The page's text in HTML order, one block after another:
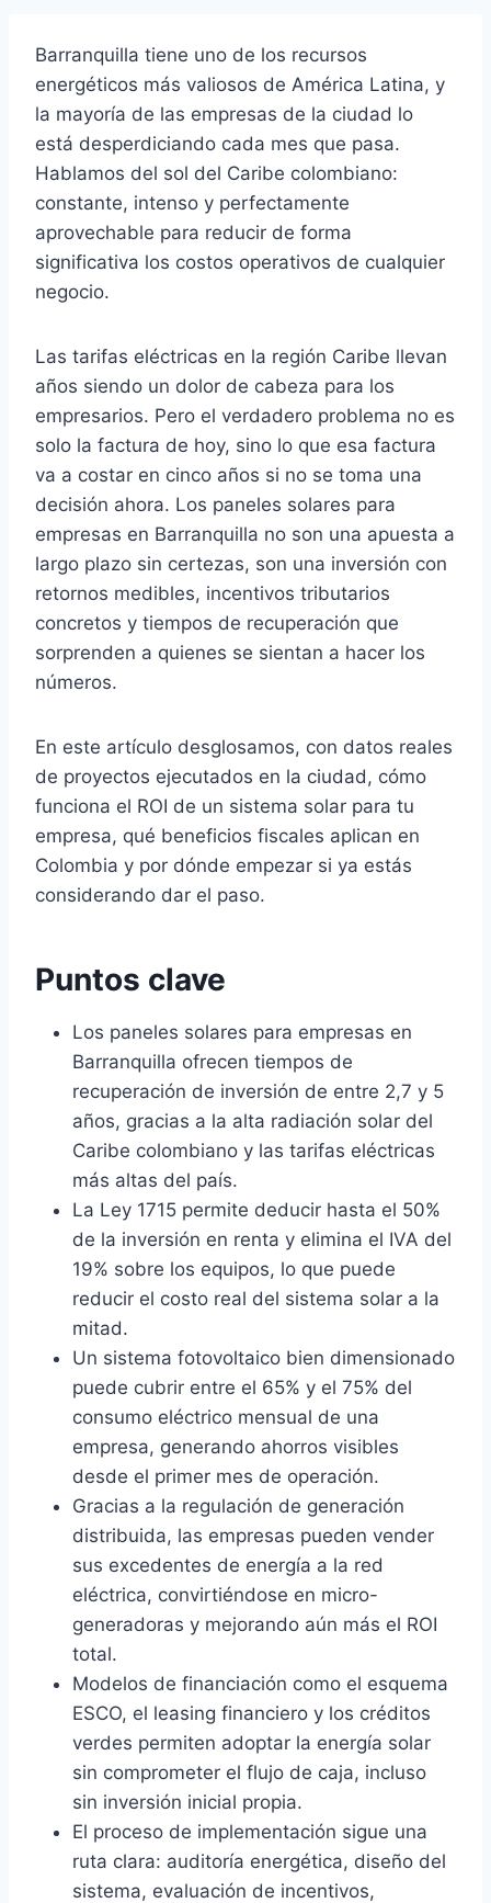
Barranquilla tiene uno de los recursos
energéticos más valiosos de América Latina, y
la mayoría de las empresas de la ciudad lo
está desperdiciando cada mes que pasa.
Hablamos del sol del Caribe colombiano:
constante, intenso y perfectamente
aprovechable para reducir de forma
significativa los costos operativos de cualquier
negocio.
Las tarifas eléctricas en la región Caribe llevan
años siendo un dolor de cabeza para los
empresarios. Pero el verdadero problema no es
solo la factura de hoy, sino lo que esa factura
va a costar en cinco años si no se toma una
decisión ahora. Los paneles solares para
empresas en Barranquilla no son una apuesta a
largo plazo sin certezas, son una inversión con
retornos medibles, incentivos tributarios
concretos y tiempos de recuperación que
sorprenden a quienes se sientan a hacer los
números.
En este artículo desglosamos, con datos reales
de proyectos ejecutados en la ciudad, cómo
funciona el ROI de un sistema solar para tu
empresa, qué beneficios fiscales aplican en
Colombia y por dónde empezar si ya estás
considerando dar el paso.
Puntos clave
Los paneles solares para empresas en
Barranquilla ofrecen tiempos de
recuperación de inversión de entre 2,7 y 5
años, gracias a la alta radiación solar del
Caribe colombiano y las tarifas eléctricas
más altas del país.
La Ley 1715 permite deducir hasta el 50%
de la inversión en renta y elimina el IVA del
19% sobre los equipos, lo que puede
reducir el costo real del sistema solar a la
mitad.
Un sistema fotovoltaico bien dimensionado
puede cubrir entre el 65% y el 75% del
consumo eléctrico mensual de una
empresa, generando ahorros visibles
desde el primer mes de operación.
Gracias a la regulación de generación
distribuida, las empresas pueden vender
sus excedentes de energía a la red
eléctrica, convirtiéndose en micro-
generadoras y mejorando aún más el ROI
total.
Modelos de financiación como el esquema
ESCO, el leasing financiero y los créditos
verdes permiten adoptar la energía solar
sin comprometer el flujo de caja, incluso
sin inversión inicial propia.
El proceso de implementación sigue una
ruta clara: auditoría energética, diseño del
sistema, evaluación de incentivos,